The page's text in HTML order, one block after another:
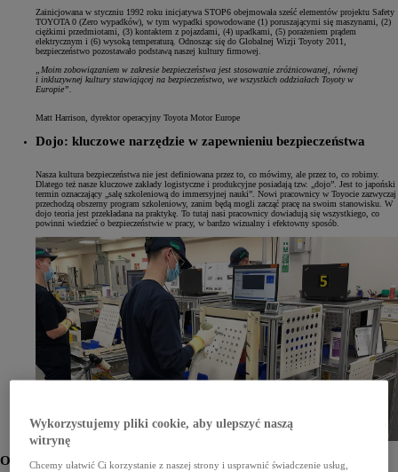
Zainicjowana w styczniu 1992 roku inicjatywa STOP6 obejmowała sześć elementów projektu Safety
TOYOTA 0 (Zero wypadków), w tym wypadki spowodowane (1) poruszającymi się maszynami, (2)
ciężkimi przedmiotami, (3) kontaktem z pojazdami, (4) upadkami, (5) porażeniem prądem
elektrycznym i (6) wysoką temperaturą. Odnosząc się do Globalnej Wizji Toyoty 2011,
bezpieczeństwo pozostawało podstawą naszej kultury firmowej.
„Moim zobowiązaniem w zakresie bezpieczeństwa jest stosowanie zróżnicowanej, równej
i inkluzywnej kultury stawiającej na bezpieczeństwo, we wszystkich oddziałach Toyoty w
Europie”.
Matt Harrison, dyrektor operacyjny Toyota Motor Europe
Dojo: kluczowe narzędzie w zapewnieniu bezpieczeństwa
Nasza kultura bezpieczeństwa nie jest definiowana przez to, co mówimy, ale przez to, co robimy.
Dlatego też nasze kluczowe zakłady logistyczne i produkcyjne posiadają tzw. „dojo”. Jest to japoński
termin oznaczający „salę szkoleniową do immersyjnej nauki”. Nowi pracownicy w Toyocie zazwyczaj
przechodzą obszerny program szkoleniowy, zanim będą mogli zacząć pracę na swoim stanowisku. W
dojo teoria jest przekładana na praktykę. To tutaj nasi pracownicy dowiadują się wszystkiego, co
powinni wiedzieć o bezpieczeństwie w pracy, w bardzo wizualny i efektowny sposób.
Obrazy z przestrzeni dojo
Wykorzystujemy pliki cookie, aby ulepszyć naszą
witrynę
Chcemy ułatwić Ci korzystanie z naszej strony i usprawnić świadczenie usług,